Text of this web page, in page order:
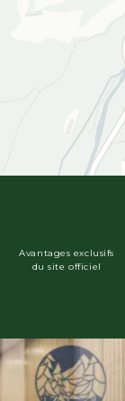
Avantages exclusifs
du site officiel